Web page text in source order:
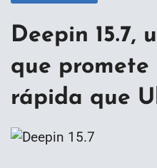
Deepin 15.7,
que promete
rápida que